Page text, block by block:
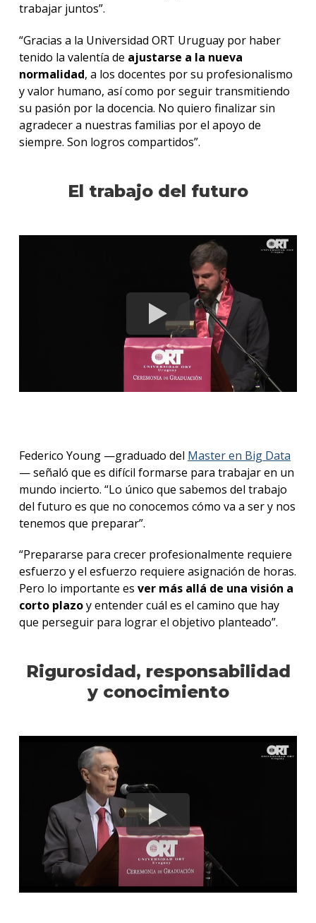
trabajar juntos”.
“Gracias a la Universidad ORT Uruguay por haber
tenido la valentía de ajustarse a la nueva
normalidad, a los docentes por su profesionalismo
y valor humano, así como por seguir transmitiendo
su pasión por la docencia. No quiero finalizar sin
agradecer a nuestras familias por el apoyo de
siempre. Son logros compartidos”.
El trabajo del futuro
Federico Young —graduado del Master en Big Data
— señaló que es difícil formarse para trabajar en un
mundo incierto. “Lo único que sabemos del trabajo
del futuro es que no conocemos cómo va a ser y nos
tenemos que preparar”.
“Prepararse para crecer profesionalmente requiere
esfuerzo y el esfuerzo requiere asignación de horas.
Pero lo importante es ver más allá de una visión a
corto plazoy entender cuál es el camino que hay
que perseguir para lograr el objetivo planteado”.
Rigurosidad, responsabilidad
y conocimiento